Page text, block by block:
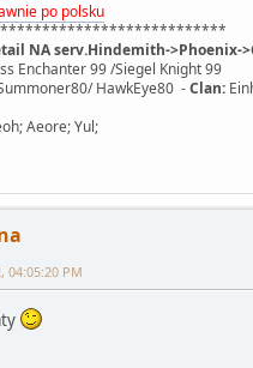
po polsku
NA serv.Hindemith->Phoenix-
Enchanter 99 /Siegel Knight 99
HawkEye80 -Clan:
Aeore; Yul;
04:05:20 PM